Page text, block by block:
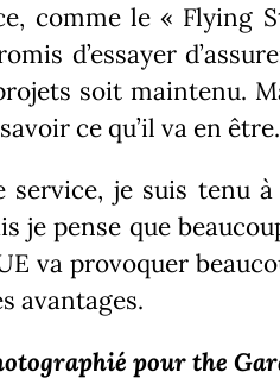
comme le « Flying
d’essayer
soit maintenu.
ce qu’il va en être.
service, je suis tenu
je pense que
va provoquer
avantages.
pour the